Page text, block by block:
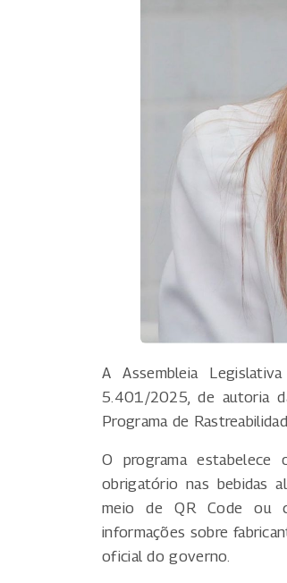
A Assembleia
5.401/2025, de autoria
Programa de
O programa
obrigatório nas bebidas
meio de QR Code ou
informações sobre
oficial do governo.